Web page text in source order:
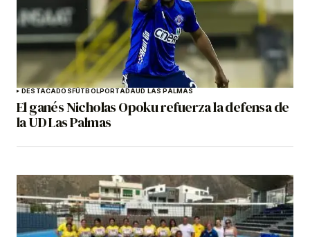
DESTACADOSFÚTBOLPORTADAUD LAS PALMAS
El ganés Nicholas Opoku refuerza la defensa de
la UD Las Palmas